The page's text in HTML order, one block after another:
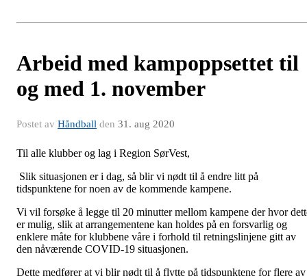
Arbeid med kampoppsettet til
og med 1. november
Postet av Håndball den 31. aug 2020
Til alle klubber og lag i Region SørVest,
Slik situasjonen er i dag, så blir vi nødt til å endre litt på
tidspunktene for noen av de kommende kampene.
Vi vil forsøke å legge til 20 minutter mellom kampene der hvor
er mulig, slik at arrangementene kan holdes på en forsvarlig og
enklere måte for klubbene våre i forhold til retningslinjene gitt av
den nåværende COVID-19 situasjonen.
Dette medfører at vi blir nødt til å flytte på tidspunktene for flere av